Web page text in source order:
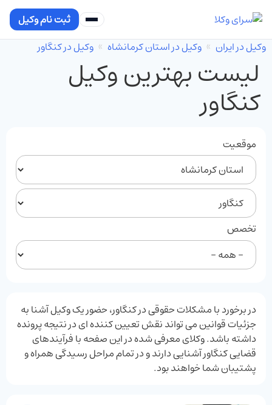
ثبت نام وکیل
وکیل در ایران
وکیل در استان کرمانشاه وکیل در کنگاور
لیست بهترین وکیل
کنگاور
موقعیت
تخصص
در برخورد با مشکلات حقوقی در کنگاور، حضور یک وکیل آشنا به
جزئیات قوانین می‌ تواند نقش تعیین‌ کننده ‌ای در نتیجه پرونده
داشته باشد. وکلای معرفی ‌شده در این صفحه با فرآیندهای
قضایی کنگاور آشنایی دارند و در تمام مراحل رسیدگی همراه و
پشتیبان شما خواهند بود.